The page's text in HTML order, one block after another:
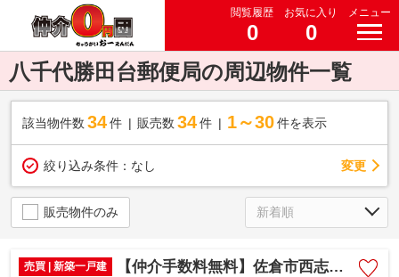
閲覧履歴
0
お気に入り
0
メニュー
八千代勝田台郵便局の周辺物件一覧
該当物件数 34件 販売数 34 件 1～30 件を表示
絞り込み条件： なし 変更
販売物件のみ
売買 | 新築一戸建 【仲介手数料無料】佐倉市西志津 新築戸建て